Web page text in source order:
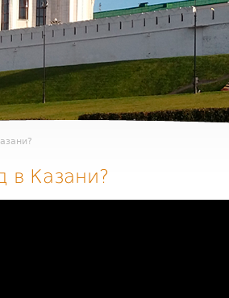
в Казани?